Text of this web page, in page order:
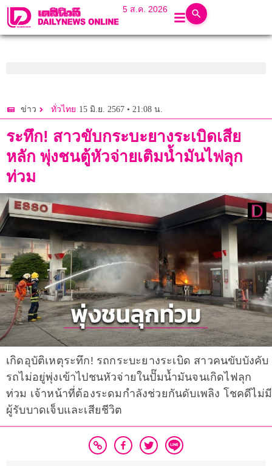
5 ส.ค. 2026
ข่าว ทั่วไทย 15 มิ.ย. 2567 • 21:08 น.
ระทึก! สาวขับกระบะยางระเบิดเสีย
หลัก พุ่งชนตู้หัวจ่ายเติมน้ำมันไฟลุก
ท่วม
เกิดอุบัติเหตุระทึก! รถกระบะยางระเบิด สาวคนขับบังคับ
รถไม่อยู่พุ่งเข้าไปชนหัวจ่ายในปั๊มน้ำมันจนเกิดไฟลุก
ท่วม เจ้าหน้าที่ต้องระดมกำลังช่วยกันดับเพลิง โชคดีไม่มี
ผู้รับบาดเจ็บและเสียชีวิต